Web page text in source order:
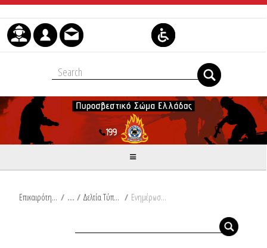
Skip to Content
Επικαιρότητα / Δελτία Τύπου / Ενημέρωση για την πυρκαγιά στη Ζάκυνθο